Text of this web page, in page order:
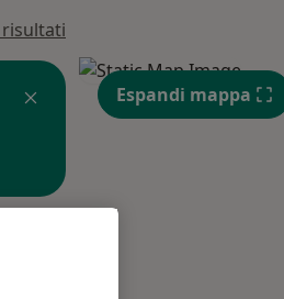
Espandi mappa